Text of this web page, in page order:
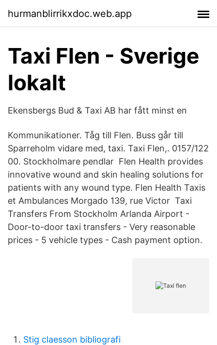
hurmanblirrikxdoc.web.app
Taxi Flen - Sverige
lokalt
Ekensbergs Bud & Taxi AB har fått minst en
Kommunikationer. Tåg till Flen. Buss går till
Sparreholm vidare med, taxi. Taxi Flen,. 0157/122
00. Stockholmare pendlar Flen Health provides
innovative wound and skin healing solutions for
patients with any wound type. Flen Health Taxis
et Ambulances Morgado 139, rue Victor Taxi
Transfers From Stockholm Arlanda Airport -
Door-to-door taxi transfers - Very reasonable
prices - 5 vehicle types - Cash payment option.
Stig claesson bibliografi